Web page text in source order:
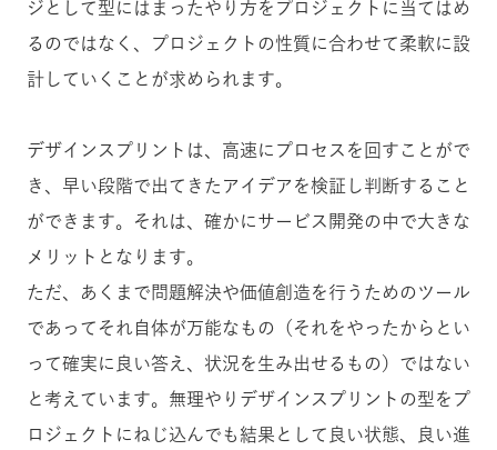
ジとして型にはまったやり方をプロジェクトに当てはめ
るのではなく、プロジェクトの性質に合わせて柔軟に設
計していくことが求められます。
デザインスプリントは、高速にプロセスを回すことがで
き、早い段階で出てきたアイデアを検証し判断すること
ができます。それは、確かにサービス開発の中で大きな
メリットとなります。
ただ、あくまで問題解決や価値創造を行うためのツール
であってそれ自体が万能なもの（それをやったからとい
って確実に良い答え、状況を生み出せるもの）ではない
と考えています。無理やりデザインスプリントの型をプ
ロジェクトにねじ込んでも結果として良い状態、良い進